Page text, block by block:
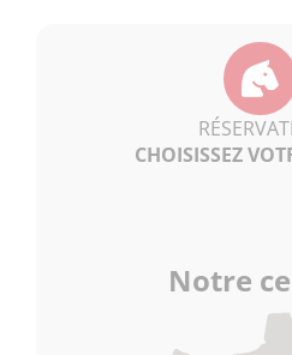
CHOISISSEZ
Notre